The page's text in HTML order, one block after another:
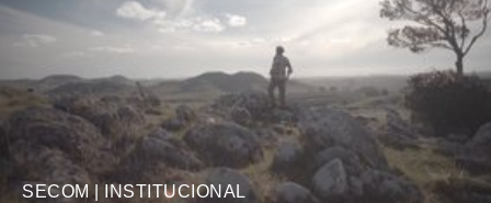
SECOM | INSTITUCIONAL